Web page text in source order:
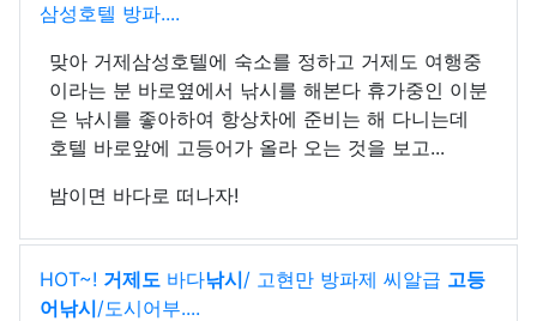
삼성호텔 방파....
맞아 거제삼성호텔에 숙소를 정하고 거제도 여행중
이라는 분 바로옆에서 낚시를 해본다 휴가중인 이분
은 낚시를 좋아하여 항상차에 준비는 해 다니는데
호텔 바로앞에 고등어가 올라 오는 것을 보고...
밤이면 바다로 떠나자!
HOT~! 거제도 바다낚시/ 고현만 방파제 씨알급 고등
어낚시/도시어부....